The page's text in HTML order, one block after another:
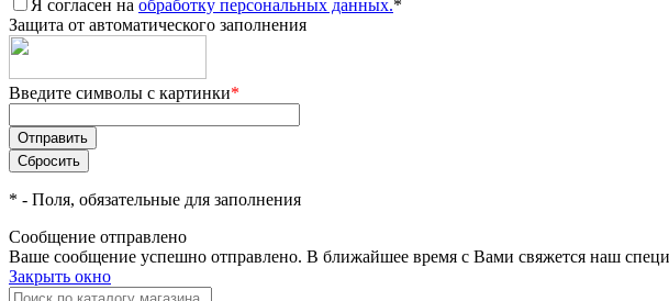
Я согласен на обработку персональных данных.*
Защита от автоматического заполнения
Введите символы с картинки*
* - Поля, обязательные для заполнения
Сообщение отправлено
Ваше сообщение успешно отправлено. В ближайшее время с Вами свяжется наш
Закрыть окно